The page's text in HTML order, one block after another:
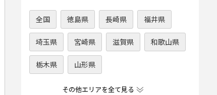
全国 徳島県 長崎県 福井県
埼玉県 宮崎県 滋賀県 和歌山県
栃木県 山形県
その他エリアを全て見る